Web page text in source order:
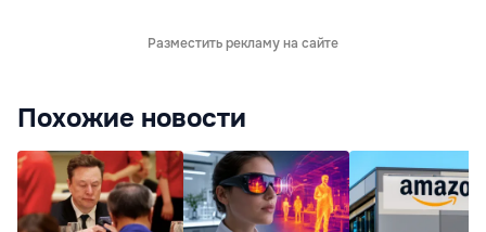
Разместить рекламу на сайте
Похожие новости